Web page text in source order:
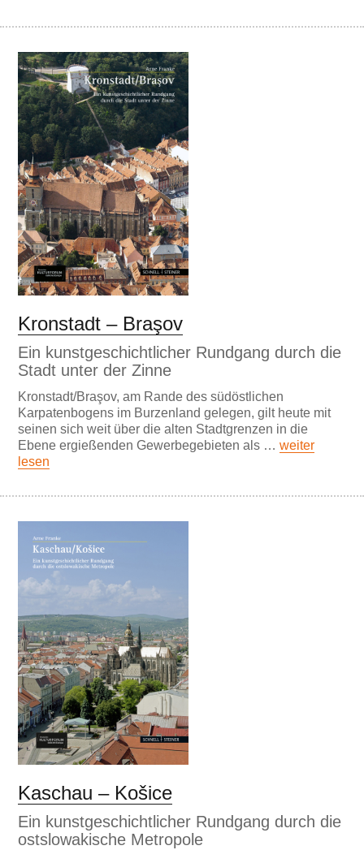
Kronstadt – Braşov
Ein kunstgeschichtlicher Rundgang durch die
Stadt unter der Zinne
Kronstadt/Braşov, am Rande des südöstlichen
Karpatenbogens im Burzenland gelegen, gilt heute mit
seinen sich weit über die alten Stadtgrenzen in die
Ebene ergießenden Gewerbegebieten als …weiter
lesen
Kaschau – Košice
Ein kunstgeschichtlicher Rundgang durch die
ostslowakische Metropole